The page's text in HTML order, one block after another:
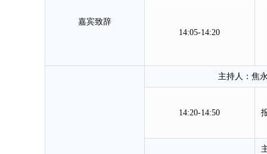
嘉宾致辞
14:05-14:20
主持人：焦
14:20-14:50